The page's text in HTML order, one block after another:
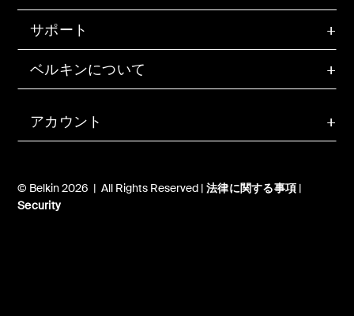
アカウント
サポート
ベルキンについて
© Belkin 2026 | All Rights Reserved | 法律に関する事項 |
Security